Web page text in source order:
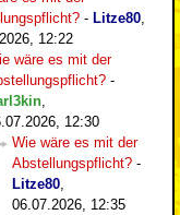
- Litze80
12:22
wäre es mit der
-
12:30
Wie wäre es mit der
Abstellungspflicht? -
Litze80
06.07.2026, 12:35